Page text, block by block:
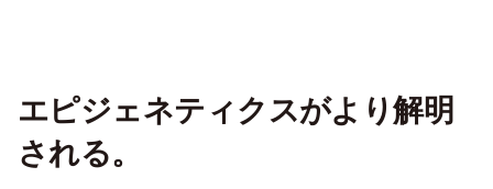
エピジェネティクスがより解明
される。